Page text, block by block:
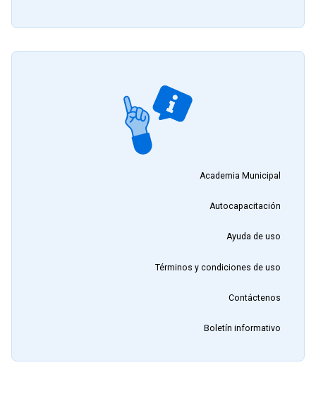
Academia Municipal
Autocapacitación
Ayuda de uso
Términos y condiciones de uso
Contáctenos
Boletín informativo